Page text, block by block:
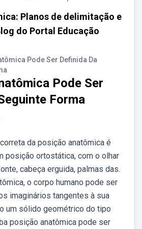
Planos de delimitação e
do Portal Educação
Pode Ser Definida Da
Pode Ser
Forma
da posição anatômica é
posição ortostática, com o olhar
cabeça erguida, palmas das.
o corpo humano pode ser
imaginários tangentes à sua
um sólido geométrico do tipo
posição anatômica pode ser